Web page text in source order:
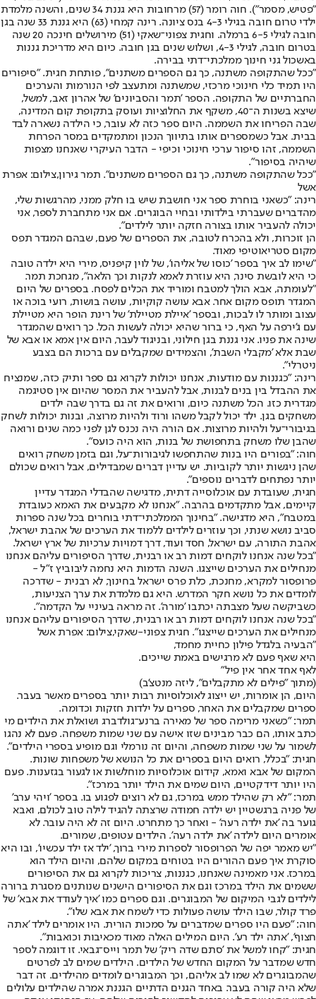
"פטיש, מסמר"). חוה רומר (57) מרחובות היא גננת 34 שנים, והשנה מלמדת
ילדי טרום חובה בגילי 4-3 בנס ציונה. רינה קמחי (63) היא גננת 33 שנה בגן
חובה לגילי 6-5 ברמלה. וחגית צפוני־שאקי (51) מירושלים חינכה 20 שנה
בטרום חובה, לגילי 4-3, ושלוש שנים בגן חובה. כיום היא מדריכת גננות
באשכול גני חינוך ממלכתי־דתי בבירה.
"ככל שהתקופה משתנה, כך גם הספרים משתנים", פותחת חגית. "סיפורים
היו תמיד כלי חינוכי מרכזי, שמשתנה ומתעצב לפי הנורמות והערכים
החברתיים של התקופה. הספר 'תמר והסביונים' של אהרון זאב, למשל,
שיצא בשנות ה־40, משקף את החלוציות ועוסק בתקופת קום המדינה,
שבה הפריחו את השממה. היום ספר כזה לא עובר, כי הילדה נשארה לבד
בבית. אבל כשמספרים אותו בתיווך הנכון ומתמקדים במסר הפרחת
השממה, זהו סיפור ערכי חינוכי וכיפי - הדבר העיקרי שאנחנו מצפות
שיהיה בסיפור".
"ככל שהתקופה משתנה, כך גם הספרים משתנים". תמר גירון,צילום: אפרת
אשל
רינה: "כשאני בוחרת ספר אני חושבת שיש בו חלק ממני, מהרגשות שלי,
מהדברים שעברתי בילדותי ובחיי הבוגרים. אם אני מתחברת לספר, אני
יכולה להעביר אותו בצורה חזקה יותר לילדים".
הן זוכרות, ולא בהכרח לטובה, את הספרים של פעם, שבהם המגדר תפס
מקום סטריאוטיפי מאוד.
"שימו לב איך בספר 'כוסו של אליהו', של לוין קיפניס, מירי היא ילדה טובה
כי היא לובשת סינר, היא עוזרת לאמא לנקות וכך הלאה", מגחכת תמר.
"לעומתה, אבא הולך למטבח ומוריד את הכלים לפסח. בספרים של היום
המגדר תופס מקום אחר. אבא עושה קוקיות, עושה בושות, רועי בוכה או
עצוב ומותר לו לבכות, ובספר 'איילת מטיילת' של רינת הופר היא מטיילת
עם ג'ירפה על האף, כי ברור שהיא יכולה לעשות הכל. כך רואים שהמגדר
שינה את פניו. אני גננת בגן חילוני, ובניגוד לעבר, היום אין אמא או אבא של
שבת אלא 'מקבלי השבת', והצמידים שמקבלים עם ברכות הם בצבע
ניטרלי".
רינה: "כגננות עם מודעות, אנחנו יכולות לקרוא גם ספר ותיק כזה, שמנציח
את ההבדל בין בנים לבנות, אבל להעביר את המסר שהיום אין סטיגמה
מגדרית כזו. הכל משתנה כיום, ורואים את זה גם בדרך שבה ילדים
משחקים בגן. ילד יכול לקבל משהו ורוד ולהיות מרוצה, ובנות יכולות לשחק
בגיבורי־על ולהיות מרוצות. אם הורה היה נכנס לגן לפני כמה שנים ורואה
שהבן שלו משחק בתחפושת של בנות, הוא היה כועס".
חוה: "בפורים היו בנות שהתחפשו לגיבורות־על, וגם בזמן משחק רואים
שהן ניגשות יותר לקוביות. יש עדיין דברים שמבדילים, אבל רואים שכולם
יותר נפתחים לדברים נוספים".
חגית, שעובדת עם אוכלוסייה דתית, מדגישה שהבדלי המגדר עדיין
קיימים, אבל מתקדמים בהרבה. "אנחנו לא מקבעים את האמא כעובדת
במטבח", היא מדגישה. "בחינוך הממלכתי־דתי בוחרים בכל שנה ספרות
סביב נושא שנתי, וכך עוזרים לילדים ללמוד את הערכים של אהבת ישראל,
אהבת התורה, עם ישראל, חסד ועוד, דרך דמויות ערכיות של ארץ ישראל.
"בכל שנה אנחנו לוקחים דמות רב או רבנית, שדרך הסיפורים עליהם אנחנו
מנחילים את הערכים שייצגו. השנה הדמות היא נחמה ליבוביץ ז"ל -
פרופסור למקרא, מחנכת, כלת פרס ישראל בחינוך, לא רבנית - שדרכה
לומדים את כל נושא חקר המדרש. היא גם מלמדת את ערך הצניעות,
כשביקשה שעל מצבתה יכתבו 'מורה'. זה מראה בעיניי על הקדמה".
"בכל שנה אנחנו לוקחים דמות רב או רבנית, שדרך הסיפורים עליהם אנחנו
מנחילים את הערכים שייצגו". חגית צפוני-שאקי,צילום: אפרת אשל
"הבעיה בלגדל פילון כחיית מחמד,
היא שאף פעם לא מרגישים באמת שייכים.
לאף אחד אחר אין פיל"
(מתוך "פילים לא מתקבלים", ליזה מנטצ'ב)
היום, הן אומרות, יש ייצוג לאוכלוסיות רבות יותר בספרים מאשר בעבר.
ספרים שמקבלים את האחר, ספרים על ילדות חזקות וכדומה.
תמר: "כשאני מרימה ספר של מאירה ברנע־גולדברג ושואלת את הילדים מי
כתב אותו, הם כבר מבינים שזו אישה עם שני שמות משפחה. פעם לא נהגו
לשמור על שני שמות משפחה, והיום זה נורמלי וגם מופיע בספרי הילדים".
חגית: "בכלל, רואים היום בספרים את כל הנושא של משפחות שונות.
המקום של אבא ואמא, קידום אוכלוסיות מוחלשות או לגעור בגזענות. פעם
היו יותר דידקטיים, היום שמים את הילד יותר במרכז".
תמר: "לא רק שהילד ממש במרכז, גם לא רוצים לפגוע בו. בספר 'ויהי ערב'
של פניה ברגשטיין יש ילדה חמודה שרצתה להגיד לילה טוב לכולם, ואבא
גוער בה 'את ילדה רעה' - ואחר כך מתחרט. היום זה לא היה עובר. לא
אומרים היום לילדה 'את ילדה רעה'. הילדים עטופים, שמורים.
"יש מאמר יפה של הפרופסור לספרות מירי ברוך, 'ילד אז ילד עכשיו', ובו היא
סוקרת איך פעם ההורים היו בטוחים במקום שלהם, והיום הילד הוא
במרכז. אני מאמינה שאנחנו, כגננות, צריכות לקרוא גם את הסיפורים
ששמים את הילד במרכז וגם את הסיפורים הישנים שנותנים מסגרת ברורה
לילדים לגבי המיקום של המבוגרים. וגם ספרים כמו 'איך לעודד את אבא' של
פרד קולר, שבו הילד עושה פעולות כדי לשמח את אבא שלו".
חוה: "פעם היו ספרים שמדברים על סמכות הורית. היו אומרים לילד 'אתה
חצוף', 'אתה ילד רע'. היום המילים האלה מאוד מכאיבות וכואבות".
חגית: "קחו למשל את 'סתם שדה ריק' של תמר וייס־גבאי. זו דוגמה לספר
חדש שמדבר על המקום החדש של הילדים. הילדים שמים לב לפרטים
שהמבוגרים לא שמו לב אליהם, וכך המבוגרים לומדים מהילדים. זה דבר
שלא היה קורה בעבר. באחד הגנים הדתיים הגננת אמרה שהילדים עלולים